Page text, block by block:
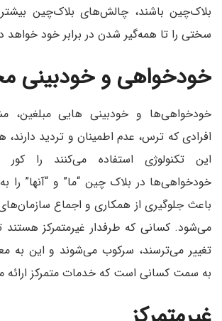
بلاک‌چین باشند، چالش‌های بلاک‌چین
سختی را تا همه‌گیر شدن در برابر خود
خودخواهی و خودبینی
خودخواهی‌ها و خودبینی هایی مبلغین،
افرادی که ترس، عدم اطمینان و تردید دارند،
این تکنولوژی استفاده می‌کنند را
خودخواهی‌ها در بلاک چین “ما” و “آنها” را
باعث جلوگیری از همکاری و اجماع
می‌شود. کسانی که طرفدار غیرمتمرکز
تغییر می‌ترسند، سرکوب می‌شوند و این به
به سمت کسانی است که خدمات متمرکز ارائه